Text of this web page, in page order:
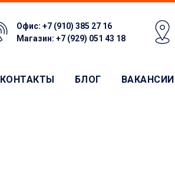
Офис: +7 (910) 385 27 16
Магазин: +7 (929) 051 43 18
КОНТАКТЫ БЛОГ ВАКАНСИИ